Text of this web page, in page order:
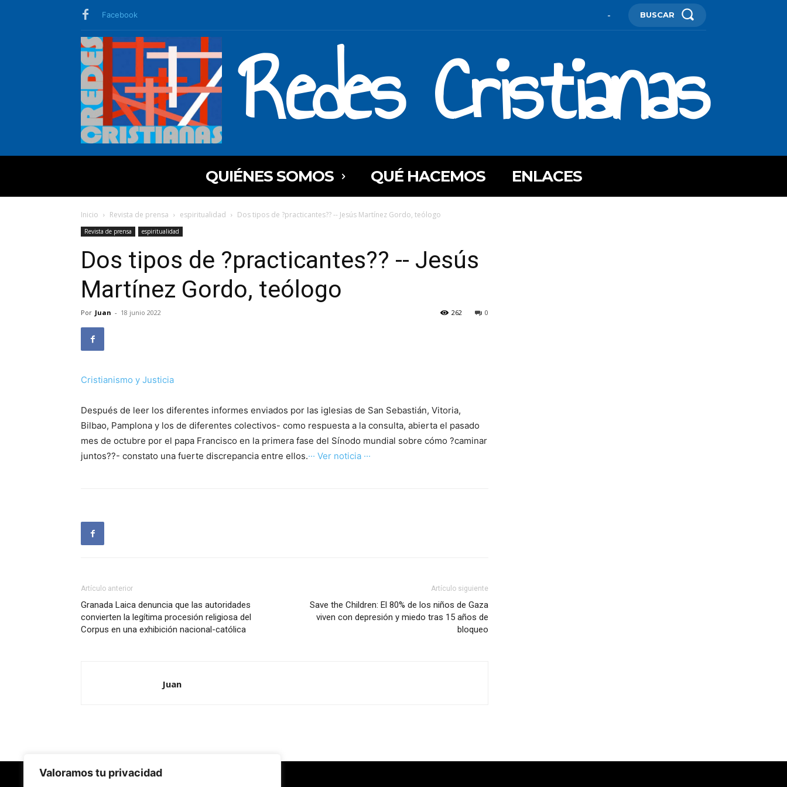
Valoramos tu privacidad
Facebook - BUSCAR
Redes Cristianas
QUIÉNES SOMOS QUÉ HACEMOS ENLACES
Inicio Revista de prensa espiritualidad Dos tipos de ?practicantes?? -- Jesús Martínez Gordo, teólogo
Revista de prensa espiritualidad
Dos tipos de ?practicantes?? -- Jesús
Martínez Gordo, teólogo
Por Juan - 18 junio 2022 0
262
Cristianismo y Justicia
Después de leer los diferentes informes enviados por las iglesias de San Sebastián, Vitoria,
Bilbao, Pamplona y los de diferentes colectivos- como respuesta a la consulta, abierta el pasado
mes de octubre por el papa Francisco en la primera fase del Sínodo mundial sobre cómo ?caminar
juntos??- constato una fuerte discrepancia entre ellos.··· Ver noticia ···
Artículo anterior
Granada Laica denuncia que las autoridades
convierten la legítima procesión religiosa del
Corpus en una exhibición nacional-católica
Artículo siguiente
Save the Children: El 80% de los niños de Gaza
viven con depresión y miedo tras 15 años de
bloqueo
Juan